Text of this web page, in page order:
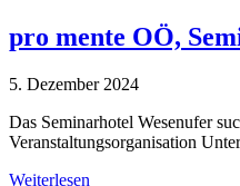
pro mente OÖ,
5. Dezember 2024
Das Seminarhotel Wesenufer
Veranstaltungsorganisation
Weiterlesen